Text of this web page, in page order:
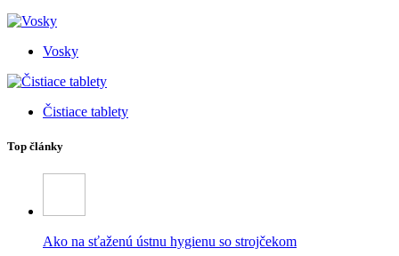
Vosky
Čistiace tablety
Top články
Ako na sťaženú ústnu hygienu so strojčekom